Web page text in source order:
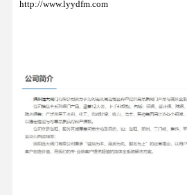
http://www.lyydfm.com